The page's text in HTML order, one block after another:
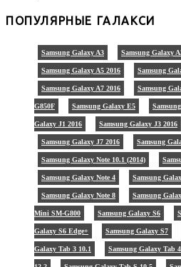
ПОПУЛЯРНЫЕ ГАЛАКСИ
Samsung Galaxy A3 Samsung Galaxy
Samsung Galaxy A5 2016 Samsung
Samsung Galaxy A7 2016 Samsung
G850F Samsung Galaxy E5
Galaxy J1 2016 Samsung Galaxy J3 2016
Samsung Galaxy J7 2016 Samsung
Samsung Galaxy Note 10.1 (2014)
Samsung Galaxy Note 4 Samsung
Samsung Galaxy Note 8 Samsung
Mini SM-G800 Samsung Galaxy S6
Galaxy S6 Edge+ Samsung Galaxy S7
Galaxy Tab 3 10.1 Samsung Galaxy Tab